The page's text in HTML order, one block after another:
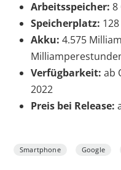
Arbeitsspeicher: 8
Speicherplatz:
Akku: 4.575
Verfügbarkeit: ab
2022
Preis bei Release:
Smartphone Google